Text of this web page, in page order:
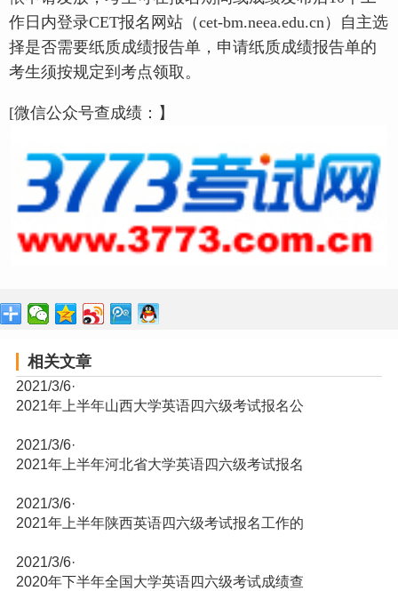
作日内登录CET报名网站（cet-bm.neea.edu.cn）自主选
择是否需要纸质成绩报告单，申请纸质成绩报告单的
考生须按规定到考点领取。
[微信公众号查成绩：】
相关文章
2021/3/6·
2021年上半年山西大学英语四六级考试报名公
2021/3/6·
2021年上半年河北省大学英语四六级考试报名
2021/3/6·
2021年上半年陕西英语四六级考试报名工作的
2021/3/6·
2020年下半年全国大学英语四六级考试成绩查